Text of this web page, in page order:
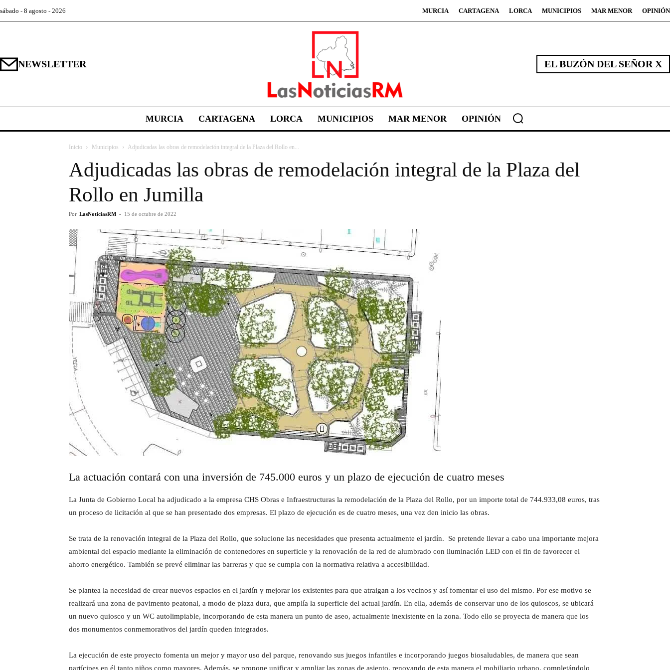
sábado - 8 agosto - 2026 MURCIA CARTAGENA LORCA MUNICIPIOS MAR MENOR OPINIÓN
NEWSLETTER EL BUZÓN DEL SEÑOR X
MURCIA CARTAGENA LORCA MUNICIPIOS MAR MENOR OPINIÓN
Inicio Municipios Adjudicadas las obras de remodelación integral de la Plaza del Rollo en...
Adjudicadas las obras de remodelación integral de la Plaza del
Rollo en Jumilla
Por LasNoticiasRM - 15 de octubre de 2022
La actuación contará con una inversión de 745.000 euros y un plazo de ejecución de cuatro meses
La Junta de Gobierno Local ha adjudicado a la empresa CHS Obras e Infraestructuras la remodelación de la Plaza del Rollo, por un importe total de 744.933,08 euros, tras
un proceso de licitación al que se han presentado dos empresas. El plazo de ejecución es de cuatro meses, una vez den inicio las obras.
Se trata de la renovación integral de la Plaza del Rollo, que solucione las necesidades que presenta actualmente el jardín. Se pretende llevar a cabo una importante mejora
ambiental del espacio mediante la eliminación de contenedores en superficie y la renovación de la red de alumbrado con iluminación LED con el fin de favorecer el
ahorro energético. También se prevé eliminar las barreras y que se cumpla con la normativa relativa a accesibilidad.
Se plantea la necesidad de crear nuevos espacios en el jardín y mejorar los existentes para que atraigan a los vecinos y así fomentar el uso del mismo. Por ese motivo se
realizará una zona de pavimento peatonal, a modo de plaza dura, que amplía la superficie del actual jardín. En ella, además de conservar uno de los quioscos, se ubicará
un nuevo quiosco y un WC autolimpiable, incorporando de esta manera un punto de aseo, actualmente inexistente en la zona. Todo ello se proyecta de manera que los
dos monumentos conmemorativos del jardín queden integrados.
La ejecución de este proyecto fomenta un mejor y mayor uso del parque, renovando sus juegos infantiles e incorporando juegos biosaludables, de manera que sean
partícipes en él tanto niños como mayores. Además, se propone unificar y ampliar las zonas de asiento, renovando de esta manera el mobiliario urbano, completándolo